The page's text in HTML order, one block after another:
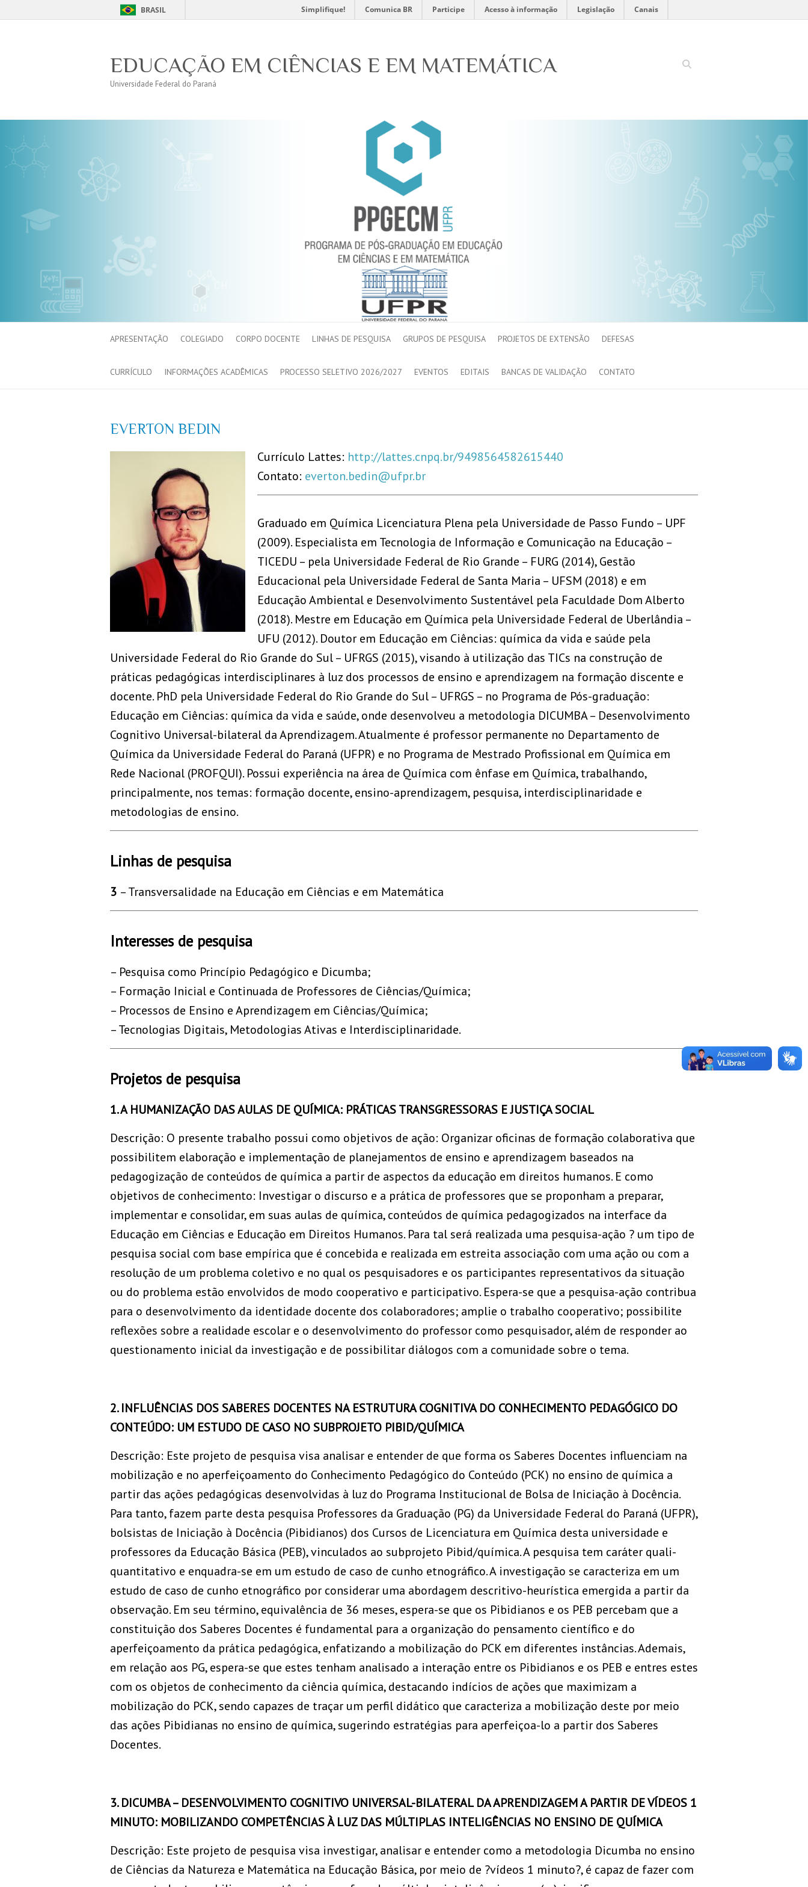
BRASIL Simplifique! Comunica BR Participe Acesso à informação Legislação Canais
Search
EDUCAÇÃO EM CIÊNCIAS E EM MATEMÁTICA
Universidade Federal do Paraná
APRESENTAÇÃO COLEGIADO CORPO DOCENTE LINHAS DE PESQUISA GRUPOS DE PESQUISA PROJETOS DE EXTENSÃO DEFESAS
CURRÍCULO INFORMAÇÕES ACADÊMICAS PROCESSO SELETIVO 2026/2027 EVENTOS EDITAIS BANCAS DE VALIDAÇÃO CONTATO
EVERTON BEDIN
Currículo Lattes: http://lattes.cnpq.br/9498564582615440
Contato: everton.bedin@ufpr.br
Graduado em Química Licenciatura Plena pela Universidade de Passo Fundo – UPF
(2009). Especialista em Tecnologia de Informação e Comunicação na Educação –
TICEDU – pela Universidade Federal de Rio Grande – FURG (2014), Gestão
Educacional pela Universidade Federal de Santa Maria – UFSM (2018) e em
Educação Ambiental e Desenvolvimento Sustentável pela Faculdade Dom Alberto
(2018). Mestre em Educação em Química pela Universidade Federal de Uberlândia –
UFU (2012). Doutor em Educação em Ciências: química da vida e saúde pela
Universidade Federal do Rio Grande do Sul – UFRGS (2015), visando à utilização das TICs na construção de
práticas pedagógicas interdisciplinares à luz dos processos de ensino e aprendizagem na formação discente e
docente. PhD pela Universidade Federal do Rio Grande do Sul – UFRGS – no Programa de Pós-graduação:
Educação em Ciências: química da vida e saúde, onde desenvolveu a metodologia DICUMBA – Desenvolvimento
Cognitivo Universal-bilateral da Aprendizagem. Atualmente é professor permanente no Departamento de
Química da Universidade Federal do Paraná (UFPR) e no Programa de Mestrado Profissional em Química em
Rede Nacional (PROFQUI). Possui experiência na área de Química com ênfase em Química, trabalhando,
principalmente, nos temas: formação docente, ensino-aprendizagem, pesquisa, interdisciplinaridade e
metodologias de ensino.
Linhas de pesquisa
3 – Transversalidade na Educação em Ciências e em Matemática
Interesses de pesquisa
– Pesquisa como Princípio Pedagógico e Dicumba;
– Formação Inicial e Continuada de Professores de Ciências/Química;
– Processos de Ensino e Aprendizagem em Ciências/Química;
– Tecnologias Digitais, Metodologias Ativas e Interdisciplinaridade.
Projetos de pesquisa
1. A HUMANIZAÇÃO DAS AULAS DE QUÍMICA: PRÁTICAS TRANSGRESSORAS E JUSTIÇA SOCIAL
Descrição: O presente trabalho possui como objetivos de ação: Organizar oficinas de formação colaborativa que
possibilitem elaboração e implementação de planejamentos de ensino e aprendizagem baseados na
pedagogização de conteúdos de química a partir de aspectos da educação em direitos humanos. E como
objetivos de conhecimento: Investigar o discurso e a prática de professores que se proponham a preparar,
implementar e consolidar, em suas aulas de química, conteúdos de química pedagogizados na interface da
Educação em Ciências e Educação em Direitos Humanos. Para tal será realizada uma pesquisa-ação ? um tipo de
pesquisa social com base empírica que é concebida e realizada em estreita associação com uma ação ou com a
resolução de um problema coletivo e no qual os pesquisadores e os participantes representativos da situação
ou do problema estão envolvidos de modo cooperativo e participativo. Espera-se que a pesquisa-ação contribua
para o desenvolvimento da identidade docente dos colaboradores; amplie o trabalho cooperativo; possibilite
reflexões sobre a realidade escolar e o desenvolvimento do professor como pesquisador, além de responder ao
questionamento inicial da investigação e de possibilitar diálogos com a comunidade sobre o tema.
2. INFLUÊNCIAS DOS SABERES DOCENTES NA ESTRUTURA COGNITIVA DO CONHECIMENTO PEDAGÓGICO DO
CONTEÚDO: UM ESTUDO DE CASO NO SUBPROJETO PIBID/QUÍMICA
Descrição: Este projeto de pesquisa visa analisar e entender de que forma os Saberes Docentes influenciam na
mobilização e no aperfeiçoamento do Conhecimento Pedagógico do Conteúdo (PCK) no ensino de química a
partir das ações pedagógicas desenvolvidas à luz do Programa Institucional de Bolsa de Iniciação à Docência.
Para tanto, fazem parte desta pesquisa Professores da Graduação (PG) da Universidade Federal do Paraná (UFPR),
bolsistas de Iniciação à Docência (Pibidianos) dos Cursos de Licenciatura em Química desta universidade e
professores da Educação Básica (PEB), vinculados ao subprojeto Pibid/química. A pesquisa tem caráter quali-
quantitativo e enquadra-se em um estudo de caso de cunho etnográfico. A investigação se caracteriza em um
estudo de caso de cunho etnográfico por considerar uma abordagem descritivo-heurística emergida a partir da
observação. Em seu término, equivalência de 36 meses, espera-se que os Pibidianos e os PEB percebam que a
constituição dos Saberes Docentes é fundamental para a organização do pensamento científico e do
aperfeiçoamento da prática pedagógica, enfatizando a mobilização do PCK em diferentes instâncias. Ademais,
em relação aos PG, espera-se que estes tenham analisado a interação entre os Pibidianos e os PEB e entres estes
com os objetos de conhecimento da ciência química, destacando indícios de ações que maximizam a
mobilização do PCK, sendo capazes de traçar um perfil didático que caracteriza a mobilização deste por meio
das ações Pibidianas no ensino de química, sugerindo estratégias para aperfeiçoa-lo a partir dos Saberes
Docentes.
3. DICUMBA – DESENVOLVIMENTO COGNITIVO UNIVERSAL-BILATERAL DA APRENDIZAGEM A PARTIR DE VÍDEOS 1
MINUTO: MOBILIZANDO COMPETÊNCIAS À LUZ DAS MÚLTIPLAS INTELIGÊNCIAS NO ENSINO DE QUÍMICA
Descrição: Este projeto de pesquisa visa investigar, analisar e entender como a metodologia Dicumba no ensino
de Ciências da Natureza e Matemática na Educação Básica, por meio de ?vídeos 1 minuto?, é capaz de fazer com